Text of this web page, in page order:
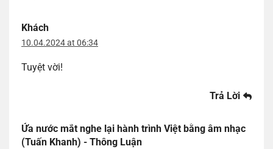
Khách
10.04.2024 at 06:34
Tuyệt vời!
Trả Lời
Ứa nước mắt nghe lại hành trình Việt bằng âm nhạc
(Tuấn Khanh) - Thông Luận